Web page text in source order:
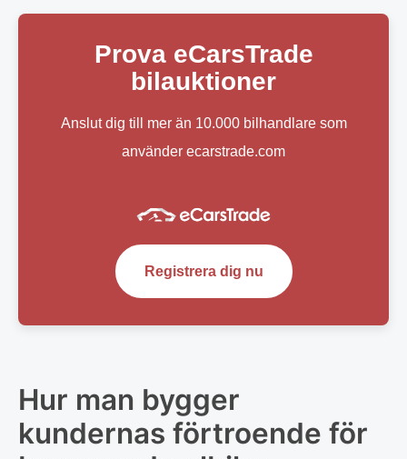
Prova eCarsTrade
bilauktioner
Anslut dig till mer än 10.000 bilhandlare som
använder ecarstrade.com
Registrera dig nu
Hur man bygger
kundernas förtroende för